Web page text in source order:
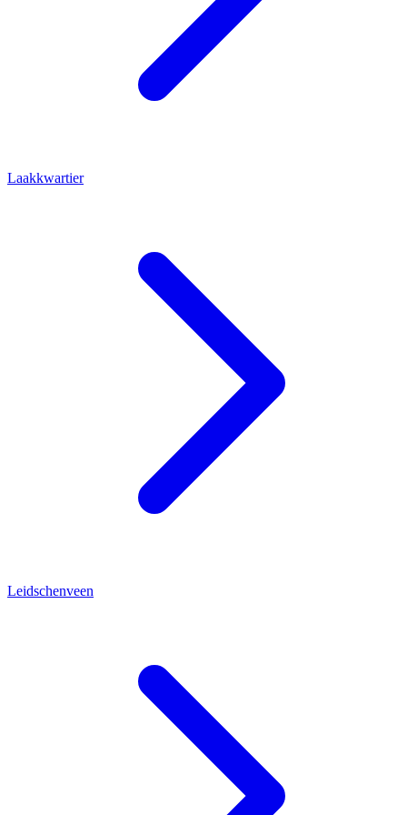
Laakkwartier
Leidschenveen